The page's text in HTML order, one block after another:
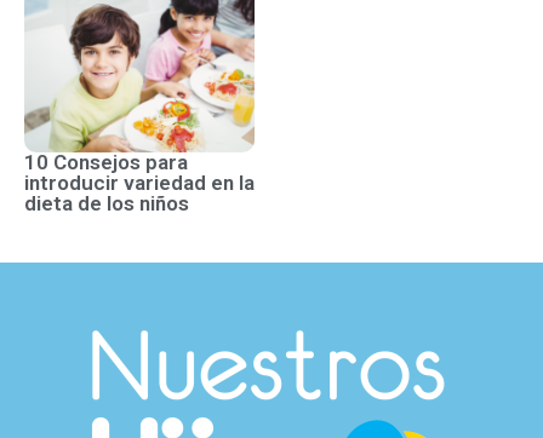
10 Consejos para
introducir variedad en la
dieta de los niños